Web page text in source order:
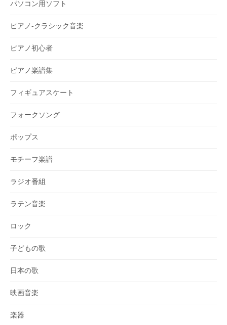
パソコン用ソフト
ピアノ-クラシック音楽
ピアノ初心者
ピアノ楽譜集
フィギュアスケート
フォークソング
ポップス
モチーフ楽譜
ラジオ番組
ラテン音楽
ロック
子どもの歌
日本の歌
映画音楽
楽器